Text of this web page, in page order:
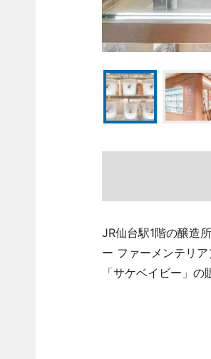
JR仙台駅1階の醸造
ー ファーメンテリ
「サケベイビー」の